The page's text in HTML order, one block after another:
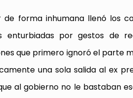
de forma inhumana llenó los
enturbiadas por gestos de
que primero ignoró el parte
una sola salida al ex
al gobierno no le bastaban